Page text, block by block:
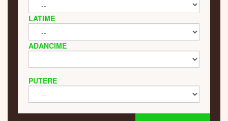
LATIME
ADANCIME
PUTERE